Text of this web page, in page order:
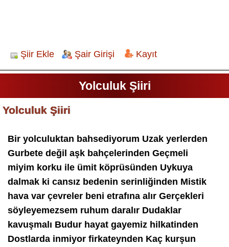
Şiir Ekle Şair Girişi Kayıt
Yolculuk Şiiri
Yolculuk Şiiri
Bir yolculuktan bahsediyorum Uzak yerlerden
Gurbete değil aşk bahçelerinden Geçmeli
miyim korku ile ümit köprüsünden Uykuya
dalmak ki cansız bedenin serinliğinden Mistik
hava var çevreler beni etrafına alır Gerçekleri
söyleyemezsem ruhum daralır Dudaklar
kavuşmalı Budur hayat gayemiz hilkatinden
Dostlarda inmiyor firkateynden Kaç kurşun